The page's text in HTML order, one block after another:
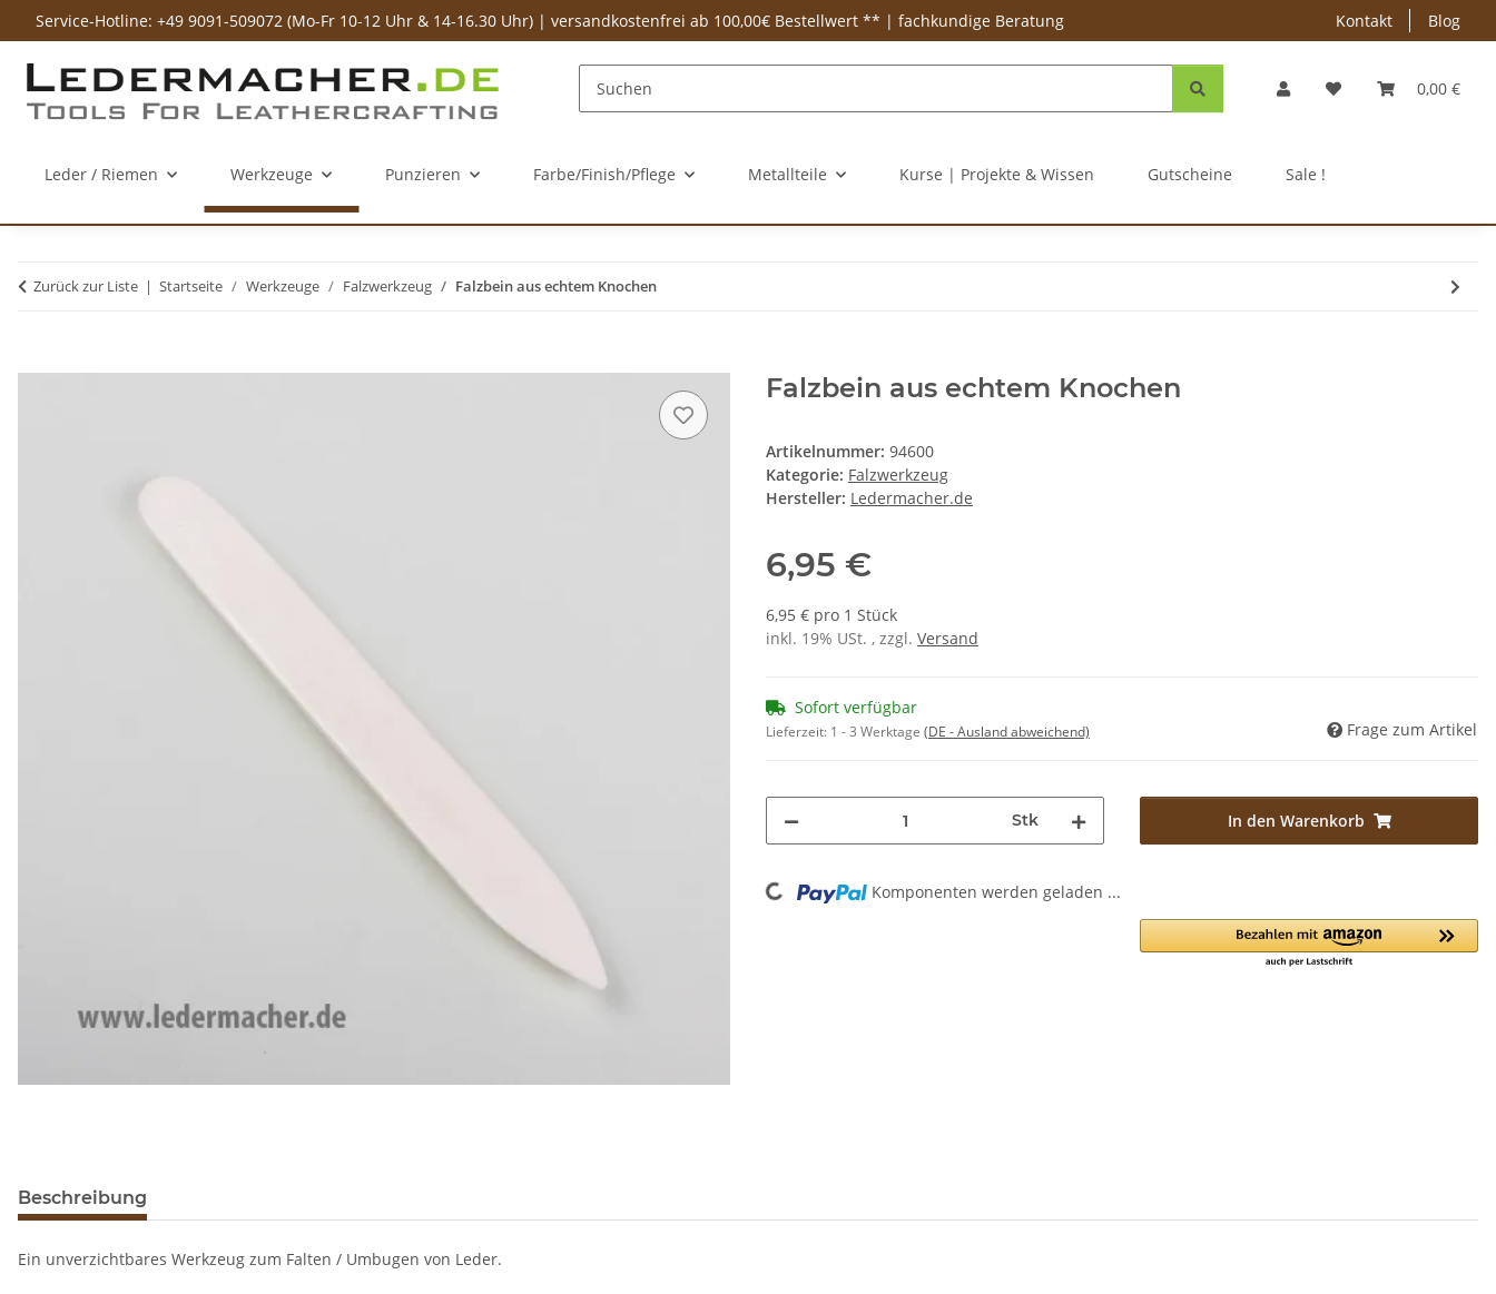
Service-Hotline: +49 9091-509072 (Mo-Fr 10-12 Uhr & 14-16.30 Uhr) | versandkostenfrei ab 100,00€ Bestellwert ** | fachkundige Beratung Kontakt Blog
0,00 €
Leder / Riemen Werkzeuge Punzieren Farbe/Finish/Pflege Metallteile Kurse | Projekte & Wissen Gutscheine Sale !
Zurück zur Liste Startseite Werkzeuge Falzwerkzeug Falzbein aus echtem Knochen
Falzbein aus echtem Knochen
Artikelnummer: 94600
Kategorie: Falzwerkzeug
Hersteller: Ledermacher.de
6,95 €
6,95 € pro 1 Stück
inkl. 19% USt. , zzgl. Versand
Sofort verfügbar
Lieferzeit: 1 - 3 Werktage (DE - Ausland abweichend) Frage zum Artikel
Stk In den Warenkorb
Loading... Komponenten werden geladen ...
Beschreibung
Ein unverzichtbares Werkzeug zum Falten / Umbugen von Leder.